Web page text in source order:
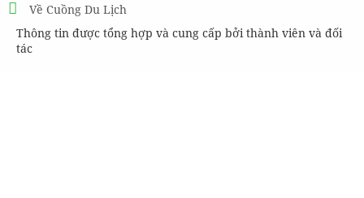
Về Cuồng Du Lịch
Thông tin được tổng hợp và cung cấp bởi thành viên và đối
tác